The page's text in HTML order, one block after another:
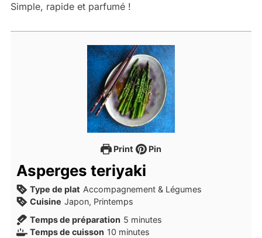
Simple, rapide et parfumé !
Print Pin
Asperges teriyaki
Type de plat Accompagnement & Légumes
Cuisine Japon, Printemps
Temps de préparation 5 minutes
minutes
Temps de cuisson 10 minutes
minutes